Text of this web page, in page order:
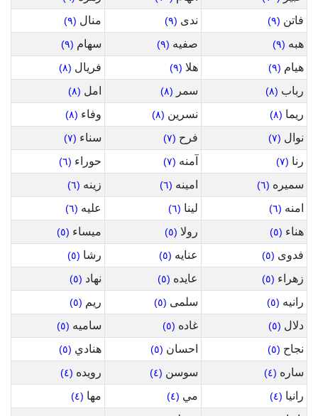
فاتن (٩) ندى (٩) منال (٩)
هبه (٩) صفيه (٩) سهام (٩)
هيام (٩) هلا (٩) فريال (٨)
رباب (٨) سمر (٨) امل (٨)
ريما (٨) نسرين (٨) وفاء (٨)
نوال (٧) فرح (٧) سناء (٧)
رنا (٧) آمنه (٧) حوراء (٦)
سميره (٦) امينه (٦) زينه (٦)
امنه (٦) لينا (٦) عليه (٦)
هناء (٥) رولا (٥) ميساء (٥)
فدوى (٥) عنايه (٥) رشا (٥)
زهراء (٥) عايده (٥) نهاد (٥)
رانيه (٥) سلمى (٥) ريم (٥)
دلال (٥) غاده (٥) ساميه (٥)
نجاح (٥) احسان (٥) هنادي (٥)
ساره (٤) سوسن (٤) رويده (٤)
رانيا (٤) مي (٤) مها (٤)